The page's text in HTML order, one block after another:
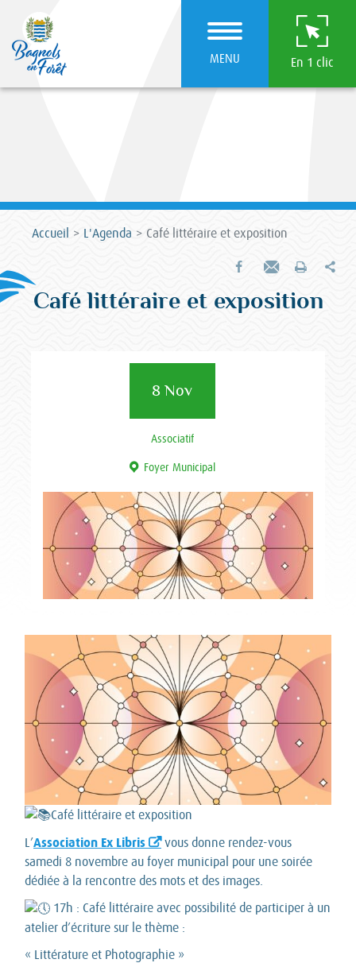
MENU En 1 clic
Accueil L'Agenda Café littéraire et exposition
Partager sur Facebook
Envoyer par e-mail
Imprimer
Café littéraire et exposition
8 Nov
Associatif
Foyer Municipal
Café littéraire et exposition
L’Association Ex Libris
vous donne rendez-vous
samedi 8 novembre au foyer municipal pour une soirée
dédiée à la rencontre des mots et des images.
17h : Café littéraire avec possibilité de participer à un
atelier d’écriture sur le thème :
« Littérature et Photographie »